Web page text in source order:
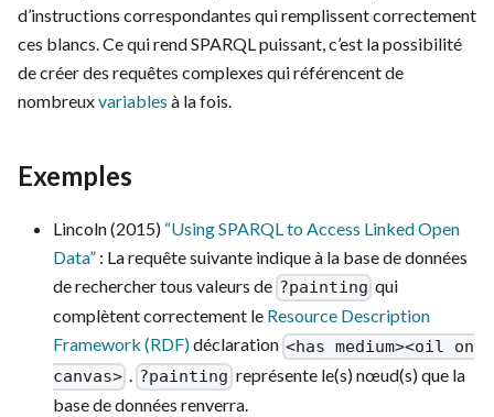
d’instructions correspondantes qui remplissent correctement
ces blancs. Ce qui rend SPARQL puissant, c’est la possibilité
de créer des requêtes complexes qui référencent de
nombreuxvariables à la fois.
Exemples
Lincoln (2015) “Using SPARQL to Access Linked Open
Data” : La requête suivante indique à la base de données
de rechercher tous valeurs de ?painting qui
complètent correctement le Resource Description
Framework (RDF)déclaration <has medium><oil on
canvas> . ?painting représente le(s) nœud(s) que la
base de données renverra.